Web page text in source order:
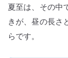
夏至は、その中
きが、昼の長さ
らです。